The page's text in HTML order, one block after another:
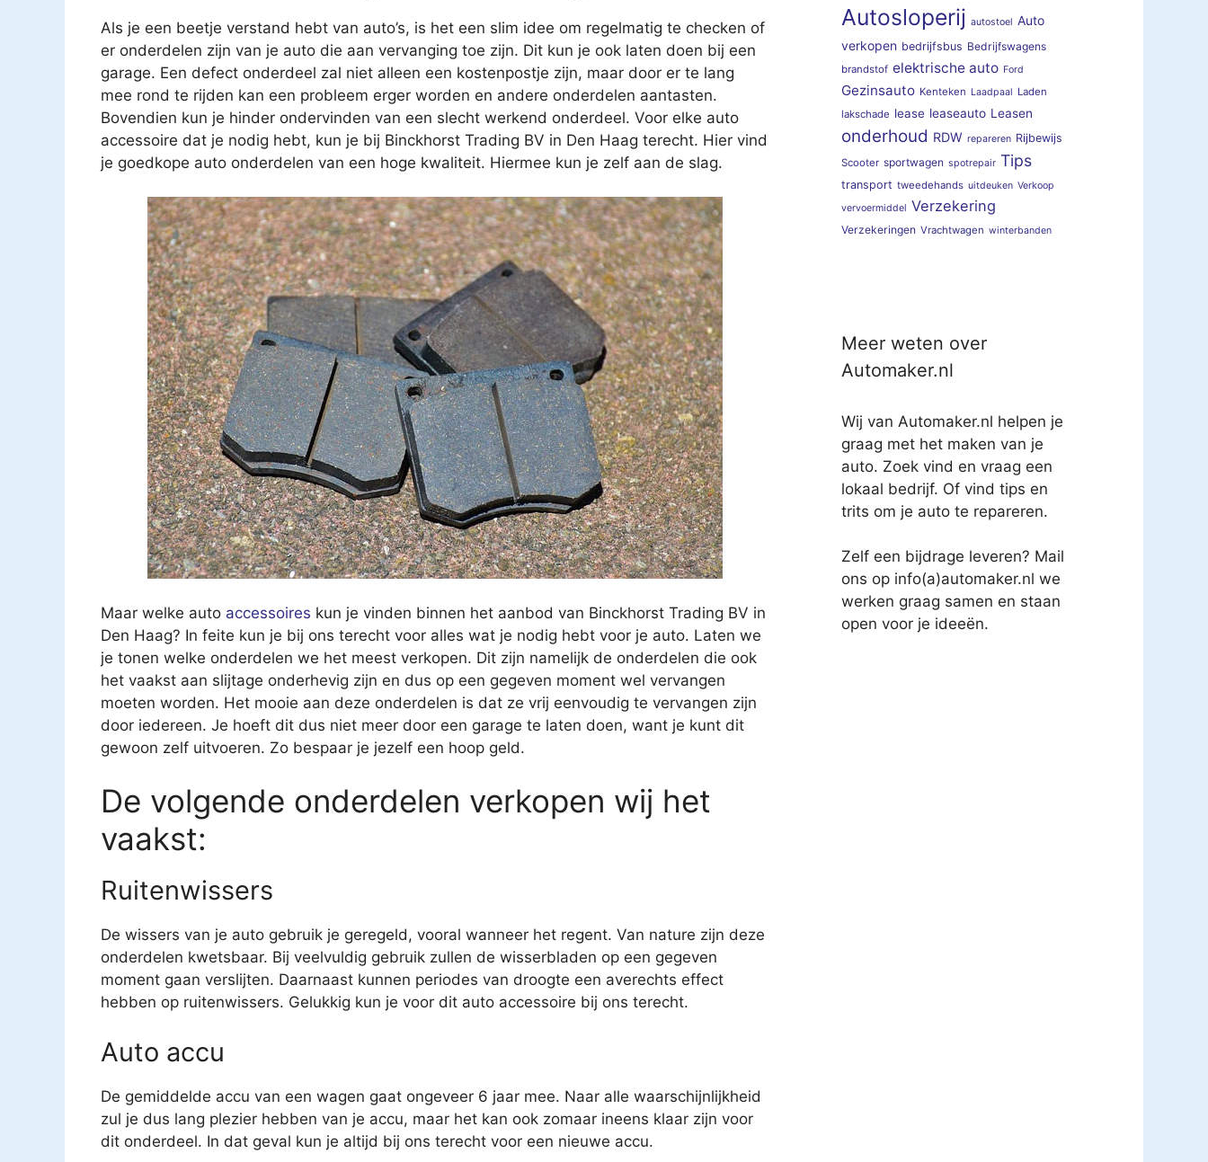
Als je een beetje verstand hebt van auto’s, is het een slim idee om regelmatig te checken of
er onderdelen zijn van je auto die aan vervanging toe zijn. Dit kun je ook laten doen bij een
garage. Een defect onderdeel zal niet alleen een kostenpostje zijn, maar door er te lang
mee rond te rijden kan een probleem erger worden en andere onderdelen aantasten.
Bovendien kun je hinder ondervinden van een slecht werkend onderdeel. Voor elke auto
accessoire dat je nodig hebt, kun je bij Binckhorst Trading BV in Den Haag terecht. Hier vind
je goedkope auto onderdelen van een hoge kwaliteit. Hiermee kun je zelf aan de slag.
Maar welke auto accessoires kun je vinden binnen het aanbod van Binckhorst Trading BV in
Den Haag? In feite kun je bij ons terecht voor alles wat je nodig hebt voor je auto. Laten we
je tonen welke onderdelen we het meest verkopen. Dit zijn namelijk de onderdelen die ook
het vaakst aan slijtage onderhevig zijn en dus op een gegeven moment wel vervangen
moeten worden. Het mooie aan deze onderdelen is dat ze vrij eenvoudig te vervangen zijn
door iedereen. Je hoeft dit dus niet meer door een garage te laten doen, want je kunt dit
gewoon zelf uitvoeren. Zo bespaar je jezelf een hoop geld.
De volgende onderdelen verkopen wij het
vaakst:
Ruitenwissers
De wissers van je auto gebruik je geregeld, vooral wanneer het regent. Van nature zijn deze
onderdelen kwetsbaar. Bij veelvuldig gebruik zullen de wisserbladen op een gegeven
moment gaan verslijten. Daarnaast kunnen periodes van droogte een averechts effect
hebben op ruitenwissers. Gelukkig kun je voor dit auto accessoire bij ons terecht.
Auto accu
De gemiddelde accu van een wagen gaat ongeveer 6 jaar mee. Naar alle waarschijnlijkheid
zul je dus lang plezier hebben van je accu, maar het kan ook zomaar ineens klaar zijn voor
dit onderdeel. In dat geval kun je altijd bij ons terecht voor een nieuwe accu.
Autosloperij autostoel Auto
verkopen bedrijfsbus Bedrijfswagens
brandstof elektrische auto Ford
Gezinsauto Kenteken Laadpaal Laden
lakschade lease leaseauto Leasen
onderhoud RDW repareren Rijbewijs
Scooter sportwagen spotrepair Tips
transport tweedehands uitdeuken Verkoop
vervoermiddel Verzekering
Verzekeringen Vrachtwagen winterbanden
Meer weten over
Automaker.nl
Wij van Automaker.nl helpen je
graag met het maken van je
auto. Zoek vind en vraag een
lokaal bedrijf. Of vind tips en
trits om je auto te repareren.
Zelf een bijdrage leveren? Mail
ons op info(a)automaker.nl we
werken graag samen en staan
open voor je ideeën.